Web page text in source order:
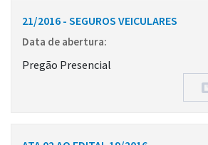
21/2016 - SEGUROS VEICULARES
Data de abertura:
Pregão Presencial